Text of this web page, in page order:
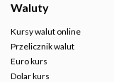
Waluty
Kursy walut online
Przelicznik walut
Euro kurs
Dolar kurs